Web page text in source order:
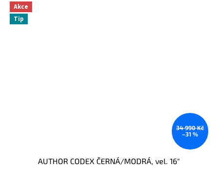
Akce
Tip
34 990 Kč
–31 %
AUTHOR CODEX ČERNÁ/MODRÁ, vel. 16"